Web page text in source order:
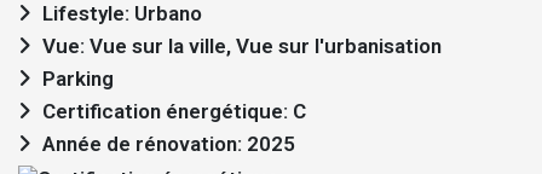
Lifestyle: Urbano
Vue: Vue sur la ville, Vue sur l'urbanisation
Parking
Certification énergétique: C
Année de rénovation: 2025